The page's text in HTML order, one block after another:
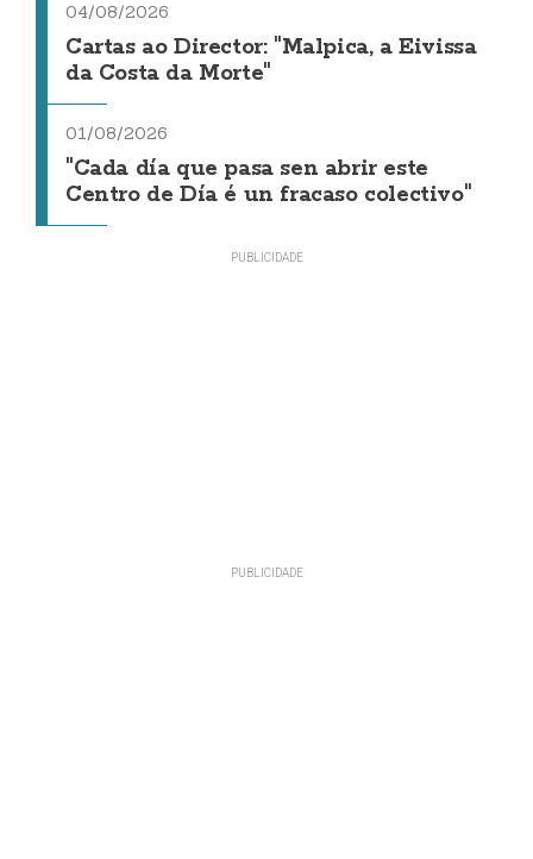
04/08/2026
Cartas ao Director: "Malpica, a Eivissa
da Costa da Morte"
01/08/2026
"Cada día que pasa sen abrir este
Centro de Día é un fracaso colectivo"